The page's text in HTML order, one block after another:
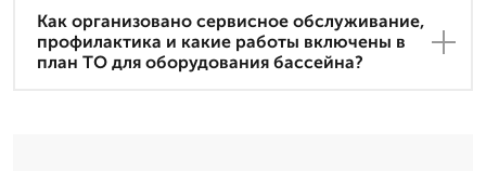
Как организовано сервисное обслуживание,
профилактика и какие работы включены в
план ТО для оборудования бассейна?